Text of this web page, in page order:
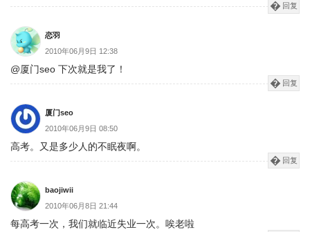
回复
恋羽
2010年06月9日 12:38
@厦门seo 下次就是我了！
回复
厦门seo
2010年06月9日 08:50
高考。又是多少人的不眠夜啊。
回复
baojiwii
2010年06月8日 21:44
每高考一次，我们就临近失业一次。唉老啦